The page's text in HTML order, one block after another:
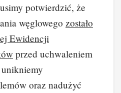
potwierdzić, że
węglowego zostało
Ewidencji
przed uchwaleniem
oraz nadużyć